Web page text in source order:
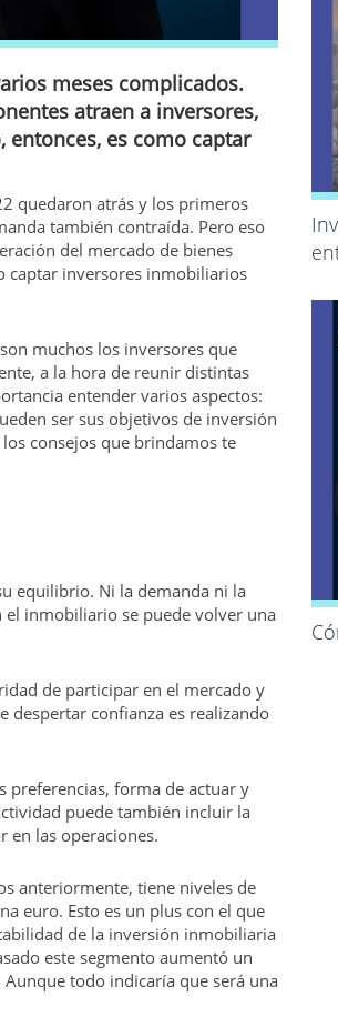
meses complicados.
atraen a inversores,
entonces, es como captar
quedaron atrás y los primeros
también contraída. Pero eso
del mercado de bienes
captar inversores inmobiliarios
muchos los inversores que
a la hora de reunir distintas
entender varios aspectos:
ser sus objetivos de inversión
consejos que brindamos te
equilibrio. Ni la demanda ni la
inmobiliario se puede volver una
de participar en el mercado y
despertar confianza es realizando
preferencias, forma de actuar y
puede también incluir la
en las operaciones.
anteriormente, tiene niveles de
euro. Esto es un plus con el que
de la inversión inmobiliaria
este segmento aumentó un
todo indicaría que será una